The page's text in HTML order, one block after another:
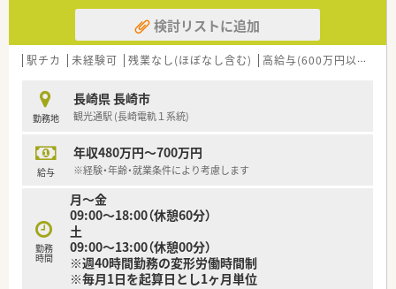
検討リストに追加
駅チカ 未経験可 残業なし(ほぼなし含む) 高給与(600万円以上)
勤務地
長崎県 長崎市
観光通駅 (長崎電軌１系統)
給与
年収480万円～700万円
※経験・年齢・就業条件により考慮します
勤務
時間
月～金
09:00～18:00（休憩60分）
土
09:00～13:00（休憩00分）
※週40時間勤務の変形労働時間制
※毎月1日を起算日とし1ヶ月単位